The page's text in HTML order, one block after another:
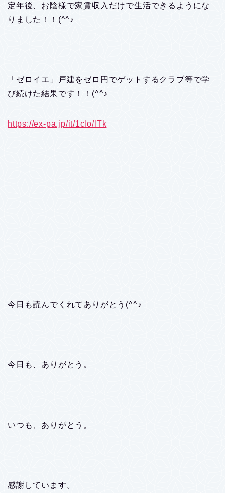
定年後、お陰様で家賃収入だけで生活できるようにな
りました！！(^^♪
「ゼロイエ」戸建をゼロ円でゲットするクラブ等で学
び続けた結果です！！(^^♪
https://ex-pa.jp/it/1cIo/lTk
今日も読んでくれてありがとう(^^♪
今日も、ありがとう。
いつも、ありがとう。
感謝しています。